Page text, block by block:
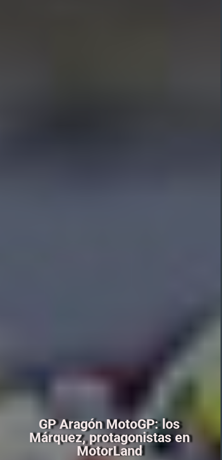
GP Aragón MotoGP: los
Márquez, protagonistas en
MotorLand